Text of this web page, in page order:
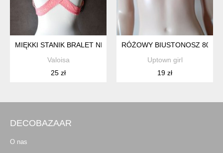
MIĘKKI STANIK BRALET NEONOWY RÓŻ XS
Valoisa
25 zł
RÓŻOWY BIUSTONOSZ 80D
Uptown girl
19 zł
DECOBAZAAR
O nas